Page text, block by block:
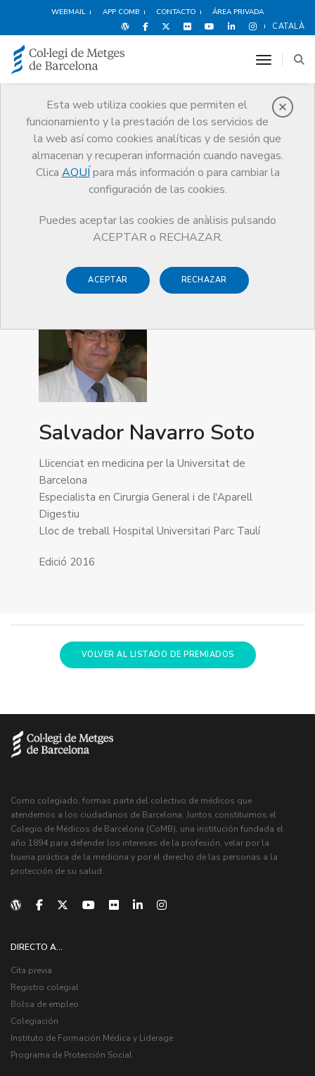
WEBMAIL APP COMB CONTACTO ÁREA PRIVADA
CATALÀ
Esta web utiliza cookies que permiten el
funcionamiento y la prestación de los servicios de
la web así como cookies analíticas y de sesión que
almacenan y recuperan información cuando navegas.
Clica AQUÍ para más información o para cambiar la
configuración de las cookies.
Puedes aceptar las cookies de anàlisis pulsando
ACEPTAR o RECHAZAR.
ACEPTAR RECHAZAR
toggle
Premios
El CoMB Guardonat Edició 2016
Guardonat Edició 2016
Salvador Navarro Soto
Llicenciat en medicina per la Universitat de
Barcelona
Especialista en Cirurgia General i de l'Aparell
Digestiu
Lloc de treball Hospital Universitari Parc Taulí
Edició 2016
VOLVER AL LISTADO DE PREMIADOS
Como colegiado, formas parte del colectivo de médicos que
atendemos a los ciudadanos de Barcelona. Juntos constituimos el
Colegio de Médicos de Barcelona (CoMB), una institución fundada el
año 1894 para defender los intereses de la profesión, velar por la
buena práctica de la medicina y por el derecho de las personas a la
protección de su salud.
DIRECTO A...
Cita previa
Registro colegial
Bolsa de empleo
Colegiación
Instituto de Formación Médica y Liderage
Programa de Protección Social